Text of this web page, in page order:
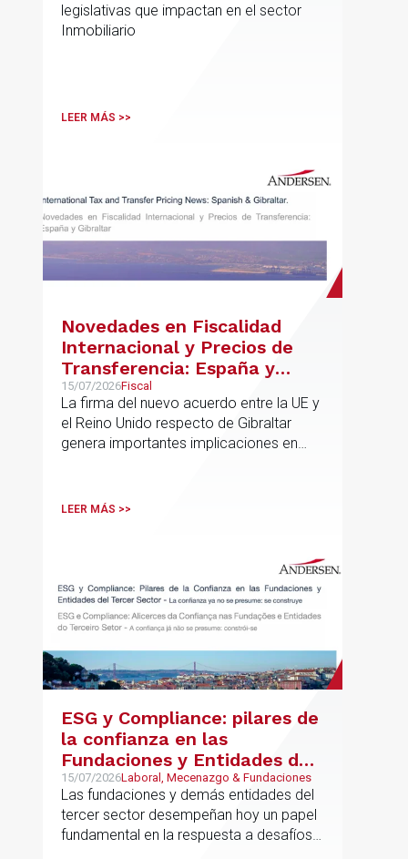
legislativas que impactan en el sector
Inmobiliario
LEER MÁS >>
Novedades en Fiscalidad
Internacional y Precios de
Transferencia: España y
Gibraltar
15/07/2026Fiscal
La firma del nuevo acuerdo entre la UE y
el Reino Unido respecto de Gibraltar
genera importantes implicaciones en
LEER MÁS >>
ESG y Compliance: pilares de
la confianza en las
Fundaciones y Entidades del
Tercer Sector – La confianza
ya no se presume, se
construye
15/07/2026Laboral, Mecenazgo & Fundaciones
Las fundaciones y demás entidades del
tercer sector desempeñan hoy un papel
fundamental en la respuesta a desafíos